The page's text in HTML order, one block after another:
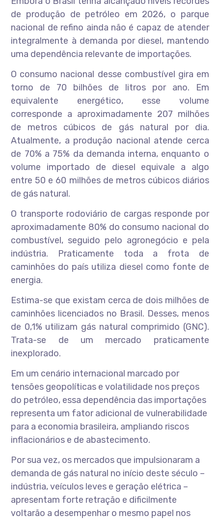
de produção de petróleo em 2026, o parque
nacional de refino ainda não é capaz de atender
integralmente à demanda por diesel, mantendo
uma dependência relevante de importações.
O consumo nacional desse combustível gira em
torno de 70 bilhões de litros por ano. Em
equivalente energético, esse volume
corresponde a aproximadamente 207 milhões
de metros cúbicos de gás natural por dia.
Atualmente, a produção nacional atende cerca
de 70% a 75% da demanda interna, enquanto o
volume importado de diesel equivale a algo
entre 50 e 60 milhões de metros cúbicos diários
de gás natural.
O transporte rodoviário de cargas responde por
aproximadamente 80% do consumo nacional do
combustível, seguido pelo agronegócio e pela
indústria. Praticamente toda a frota de
caminhões do país utiliza diesel como fonte de
energia.
Estima-se que existam cerca de dois milhões de
caminhões licenciados no Brasil. Desses, menos
de 0,1% utilizam gás natural comprimido (GNC).
Trata-se de um mercado praticamente
inexplorado.
Em um cenário internacional marcado por
tensões geopolíticas e volatilidade nos preços
do petróleo, essa dependência das importações
representa um fator adicional de vulnerabilidade
para a economia brasileira, ampliando riscos
inflacionários e de abastecimento.
Por sua vez, os mercados que impulsionaram a
demanda de gás natural no início deste século –
indústria, veículos leves e geração elétrica –
apresentam forte retração e dificilmente
voltarão a desempenhar o mesmo papel nos